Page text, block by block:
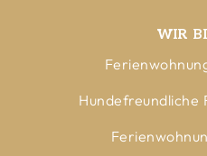
WIR
Hundefreundliche